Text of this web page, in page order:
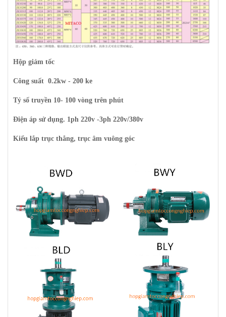
Hộp giảm tốc
Công suất 0.2kw - 200 ke
Tỷ số truyền 10- 100 vòng trên phút
Điện áp sử dụng. 1ph 220v -3ph 220v/380v
Kiểu lắp trục thẳng, trục âm vuông góc